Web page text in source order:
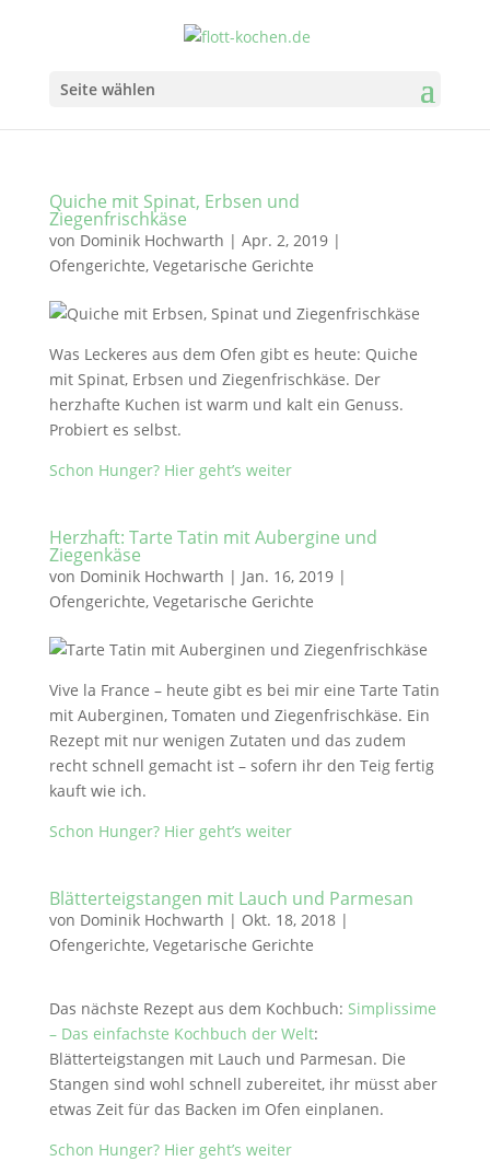
Seite wählen
Quiche mit Spinat, Erbsen und
Ziegenfrischkäse
von Dominik Hochwarth | Apr. 2, 2019|
Ofengerichte, Vegetarische Gerichte
Was Leckeres aus dem Ofen gibt es heute: Quiche
mit Spinat, Erbsen und Ziegenfrischkäse. Der
herzhafte Kuchen ist warm und kalt ein Genuss.
Probiert es selbst.
Schon Hunger? Hier geht’s weiter
Herzhaft: Tarte Tatin mit Aubergine und
Ziegenkäse
von Dominik Hochwarth | Jan. 16, 2019|
Ofengerichte, Vegetarische Gerichte
Vive la France – heute gibt es bei mir eine Tarte Tatin
mit Auberginen, Tomaten und Ziegenfrischkäse. Ein
Rezept mit nur wenigen Zutaten und das zudem
recht schnell gemacht ist – sofern ihr den Teig fertig
kauft wie ich.
Schon Hunger? Hier geht’s weiter
Blätterteigstangen mit Lauch und Parmesan
von Dominik Hochwarth | Okt. 18, 2018|
Ofengerichte, Vegetarische Gerichte
Das nächste Rezept aus dem Kochbuch: Simplissime
– Das einfachste Kochbuch der Welt:
Blätterteigstangen mit Lauch und Parmesan. Die
Stangen sind wohl schnell zubereitet, ihr müsst aber
etwas Zeit für das Backen im Ofen einplanen.
Schon Hunger? Hier geht’s weiter